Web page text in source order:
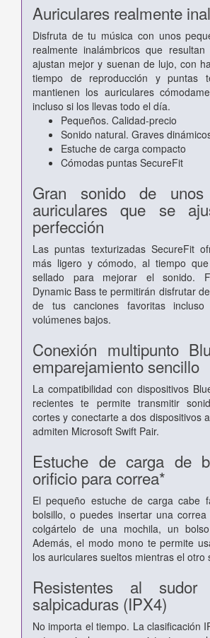
Auriculares realmente
Disfruta de tu música con unos
realmente inalámbricos que
ajustan mejor y suenan de lujo, con
tiempo de reproducción y puntas
mantienen los auriculares
incluso si los llevas todo el día.
Pequeños. Calidad-precio
Sonido natural. Graves
Estuche de carga compacto
Cómodas puntas SecureFit
Gran sonido de unos
auriculares que se
perfección
Las puntas texturizadas SecureFit
más ligero y cómodo, al tiempo
sellado para mejorar el sonido.
Dynamic Bass te permitirán disfrutar
de tus canciones favoritas
volúmenes bajos.
Conexión multipunto
emparejamiento sencillo
La compatibilidad con dispositivos
recientes te permite transmitir
cortes y conectarte a dos dispositivos
admiten Microsoft Swift Pair.
Estuche de carga de
orificio para correa*
El pequeño estuche de carga cabe
bolsillo, o puedes insertar una
colgártelo de una mochila, un
Además, el modo mono te permite
los auriculares sueltos mientras el otro
Resistentes al
salpicaduras (IPX4)
No importa el tiempo. La clasificación